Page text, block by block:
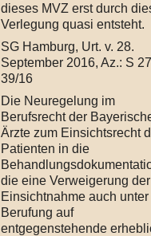
dieses MVZ erst durch
Verlegung quasi entsteht.
SG Hamburg, Urt. v. 28.
September 2016, Az.: S
39/16
Die Neuregelung im
Berufsrecht der
Ärzte zum Einsichtsrecht
Patienten in die
die eine Verweigerung der
Einsichtnahme auch unter
Berufung auf
entgegenstehende